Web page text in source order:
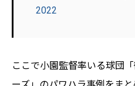
2022
ここで小園監督率いる球団